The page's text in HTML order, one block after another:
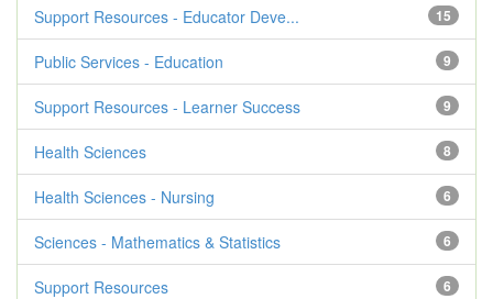
15
Support Resources - Educator Deve...
9
Public Services - Education
9
Support Resources - Learner Success
8
Health Sciences
6
Health Sciences - Nursing
6
Sciences - Mathematics & Statistics
6
Support Resources